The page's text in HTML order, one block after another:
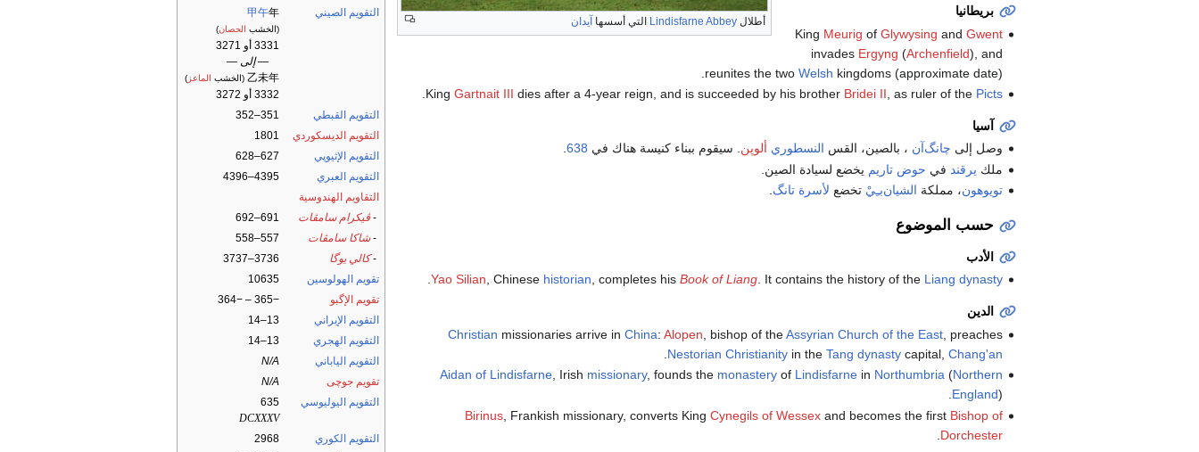
التقويم الصيني
甲午年
(الخشب الحصان)
3331 أو 3271
— إلى —
乙未年 (الخشب الماعز )
3332 أو 3272
التقويم القبطي
351–352
التقويم الديسكوردي
1801
التقويم الإثيوپي
627–628
التقويم العبري
4395–4396
التقاويم الهندوسية
- ڤيكرام سامڤات
691–692
-شاكا سامڤات
557–558
-كالي يوگا
3736–3737
تقويم الهولوسين
10635
تقويم الإگبو
−365 – −364
التقويم الإيراني
13–14
التقويم الهجري
13–14
التقويم الياباني
N/A
تقويم جوچى
N/A
التقويم اليوليوسي
635
DCXXXV
التقويم الكوري
2968
أطلال Lindisfarne Abbey التي أسسها آيدان
بريطانيا
King Meurig of Glywysing and Gwent
invades Ergyng (Archenfield), and
reunites the two Welsh kingdoms (approximate date).
King Gartnait III dies after a 4-year reign, and is succeeded by his brother Bridei II , as ruler of the Picts
آسيا
وصل إلى چانگ‌آن ، بالصين، القس النسطوري ألوپن. سيقوم ببناء كنيسة هناك في 638
.
ملك يرقند في حوض تاريم يخضع لسيادة الصين.
تويوهون، مملكة الشيان‌بـِيْ تخضع لأسرة تانگ.
حسب الموضوع
الأدب
Yao Silian, Chinese historian, completes his Book of Liang. It contains the history of the Liang dynasty
.
الدين
Christian missionaries arrive in China: Alopen , bishop of theAssyrian Church of the East, preaches
Nestorian Christianityin the Tang dynastycapital, Chang'an
Aidan of Lindisfarne, Irish missionary, founds the monasteryof Lindisfarnein Northumbria (Northern
England).
Birinus, Frankish missionary, converts King Cynegils of Wessexand becomes the first Bishop of
Dorchester